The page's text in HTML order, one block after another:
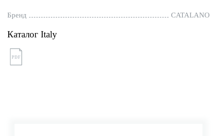
Бренд CATALANO
Каталог Italy
PDF